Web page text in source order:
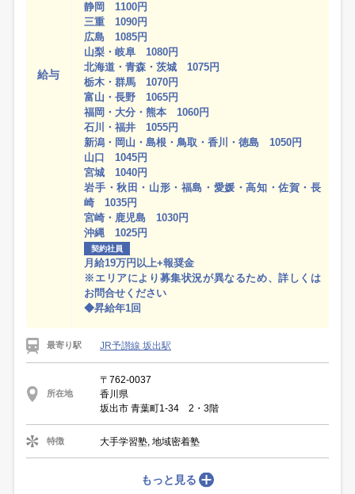
給与
静岡 1100円
三重 1090円
広島 1085円
山梨・岐阜 1080円
北海道・青森・茨城 1075円
栃木・群馬 1070円
富山・長野 1065円
福岡・大分・熊本 1060円
石川・福井 1055円
新潟・岡山・島根・鳥取・香川・徳島 1050円
山口 1045円
宮城 1040円
岩手・秋田・山形・福島・愛媛・高知・佐賀・長
崎 1035円
宮崎・鹿児島 1030円
沖縄 1025円
契約社員
月給19万円以上+報奨金
※エリアにより募集状況が異なるため、詳しくは
お問合せください
◆昇給年1回
最寄り駅 JR予讃線 坂出駅
所在地
〒762-0037
香川県
坂出市 青葉町1-34 2・3階
特徴 大手学習塾, 地域密着塾
もっと見る